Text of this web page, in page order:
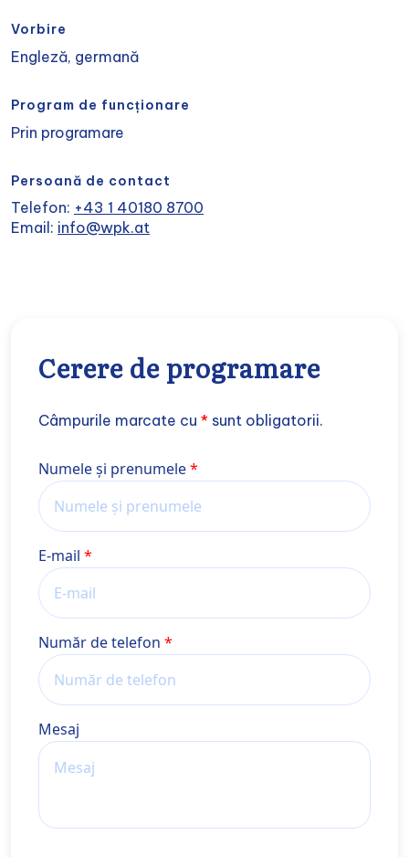
Vorbire
Engleză, germană
Program de funcționare
Prin programare
Persoană de contact
Telefon: +43 1 40180 8700
Email: info@wpk.at
Cerere de programare
Câmpurile marcate cu * sunt obligatorii.
Nume și prenume
Numele și prenumele
E-mail
Număr de telefon
Mesaj